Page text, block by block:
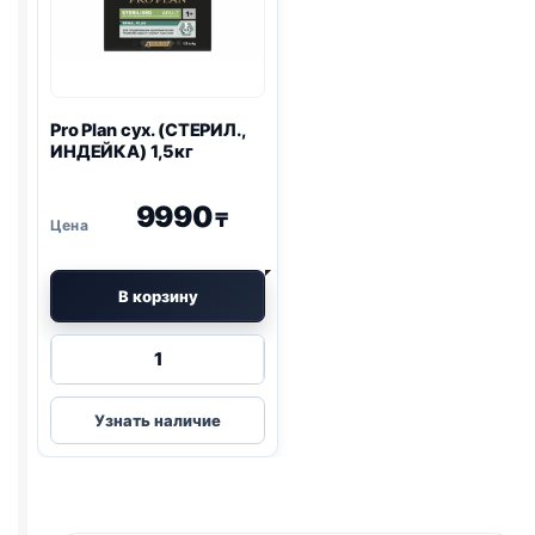
Pro Planсух. (СТЕРИЛ.,
ИНДЕЙКА) 1,5кг
9990₸
В корзину
Количество
Pro
Plan
сух.
Узнать наличие